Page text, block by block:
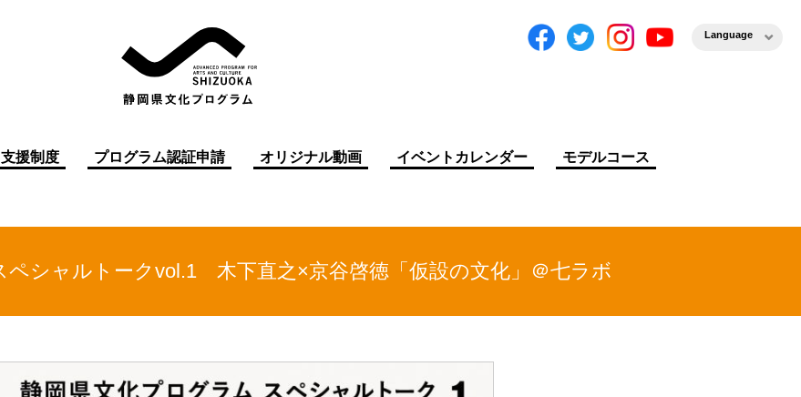
支援制度 プログラム認証申請 オリジナル動画 イベントカレンダー モデルコース
Language
ペシャルトークvol.1 木下直之×京谷啓徳「仮設の文化」＠七ラボ